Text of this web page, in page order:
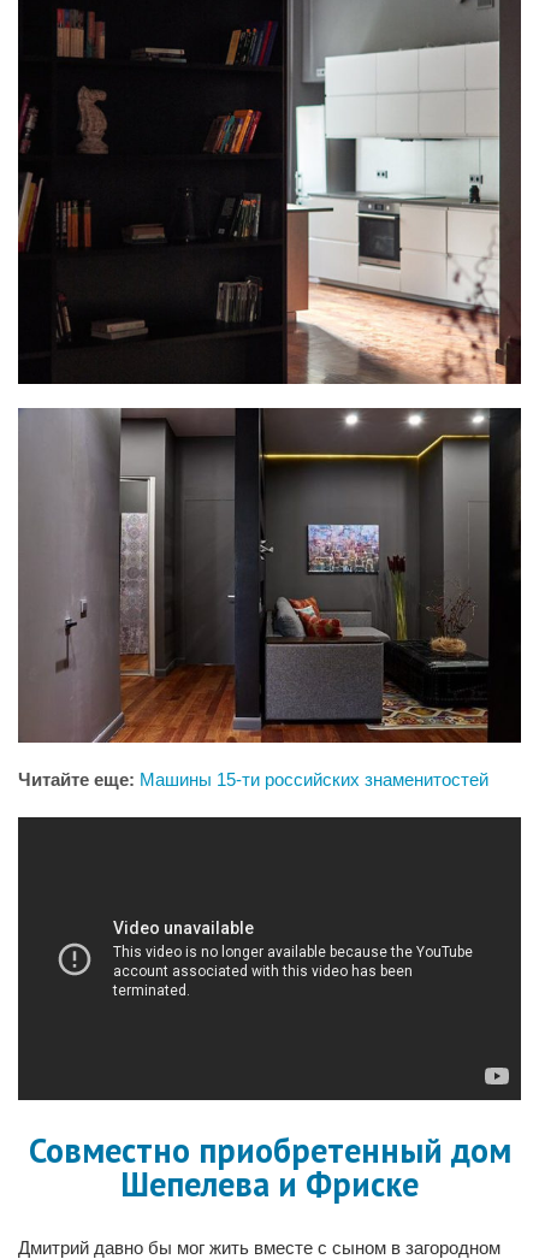
Читайте еще: Машины 15-ти российских знаменитостей
Совместно приобретенный дом
Шепелева и Фриске
Дмитрий давно бы мог жить вместе с сыном в загородном